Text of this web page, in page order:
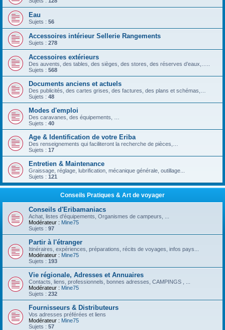
Eau
Sujets : 56
Accessoires intérieur Sellerie Rangements
Sujets : 278
Accessoires extérieurs
Des auvents, des tables, des sièges, des stores, des réserves d’eaux,…..
Sujets : 568
Documents anciens et actuels
Des publicités, des cartes grises, des factures, des plans et schémas,…
Sujets : 48
Modes d'emploi
Des caravanes, des équipements, …
Sujets : 40
Age & Identification de votre Eriba
Des renseignements qui faciliteront la recherche de pièces,…
Sujets : 17
Entretien & Maintenance
Graissage, réglage, lubrification, mécanique générale, outillage...
Sujets : 121
Conseils Pratiques & Art de voyager
Conseils d'Eribamaniacs
Achat, listes d'équipements, Organismes de campeurs, ...
Modérateur : Mine75
Sujets : 97
Partir à l'étranger
Itinéraires, expériences, préparations, récits de voyages, infos pays...
Modérateur : Mine75
Sujets : 193
Vie régionale, Adresses et Annuaires
Contacts, liens, professionnels, bonnes adresses, CAMPINGS , ...
Modérateur : Mine75
Sujets : 232
Fournisseurs & Distributeurs
Vos adresses préférées et liens
Modérateur : Mine75
Sujets : 57